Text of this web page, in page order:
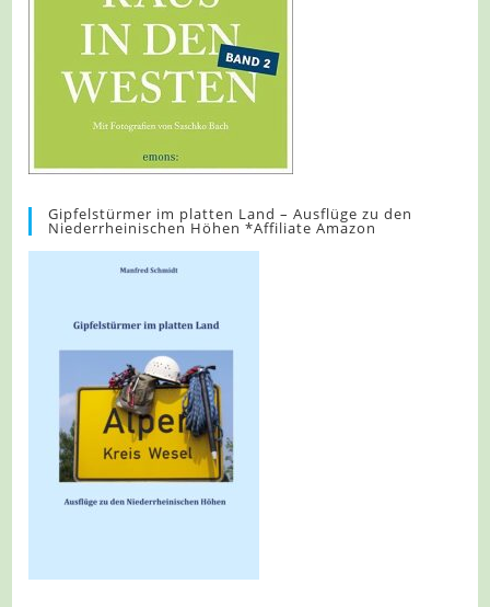
Gipfelstürmer im platten Land – Ausflüge zu den
Niederrheinischen Höhen *Affiliate Amazon